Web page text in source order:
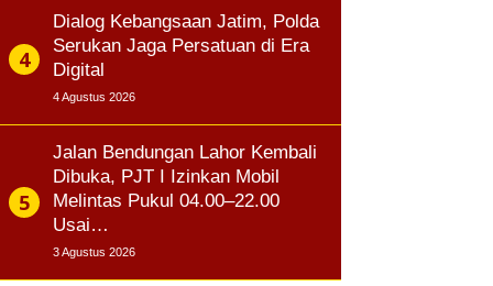
Dialog Kebangsaan Jatim, Polda
Serukan Jaga Persatuan di Era
Digital
4 Agustus 2026
Jalan Bendungan Lahor Kembali
Dibuka, PJT I Izinkan Mobil
Melintas Pukul 04.00–22.00
Usai…
3 Agustus 2026